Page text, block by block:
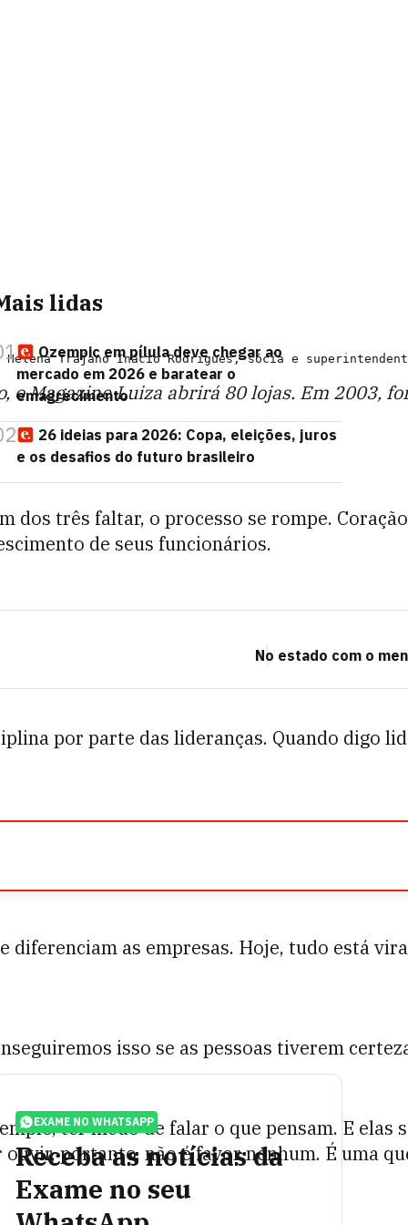
Magazine Luiza abrirá 80 lojas. Em
dos três faltar, o processo se rompe.
de seus funcionários.
No estado com o
por parte das lideranças. Quando digo
as empresas. Hoje, tudo
isso se as pessoas tiverem
ter medo de falar o que pensam. E
portanto, não é favor nenhum. É uma
lidas
Ozempic em pílula deve chegar ao
mercado em 2026 e baratear o
emagrecimento
26 ideias para 2026: Copa, eleições, juros
e os desafios do futuro brasileiro
EXAME NO WHATSAPP
Receba as notícias da
Exame no seu